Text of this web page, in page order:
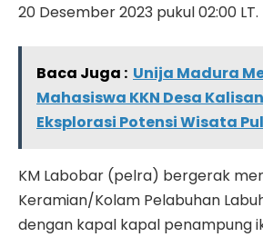
20 Desember 2023 pukul 02:00 LT.
Baca Juga : Unija Madura
Mahasiswa KKN Desa
Eksplorasi Potensi Wisata
KM Labobar (pelra) bergerak
Keramian/Kolam Pelabuhan
dengan kapal kapal penampung